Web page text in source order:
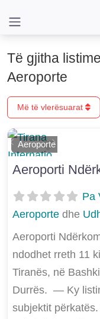
Të gjitha
Aeroporte
Më të vlerësuarat
Shtoje si
Aeroporte
E mëparshme
Më Tej
Pa
Aeroporte dhe
Aeroporti
ndodhet rreth 11
Tiranës, në
Durrës. — Ky
subjektit